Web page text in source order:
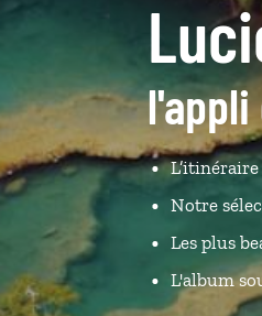
l'appli
Notre
Les plus
L'album